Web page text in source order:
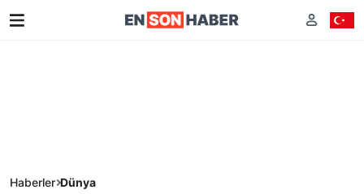
Haberler Dünya